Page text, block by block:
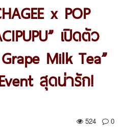
x POP
เปิดตัว
Milk Tea”
สุดน่ารัก!
524
0